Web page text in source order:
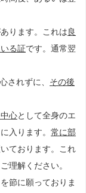
ります。これは良
る証です。通常翌
れずに、 その後
心として全身のエ
入ります。 常に部
ております。これ
理解ください。
節に願っておりま